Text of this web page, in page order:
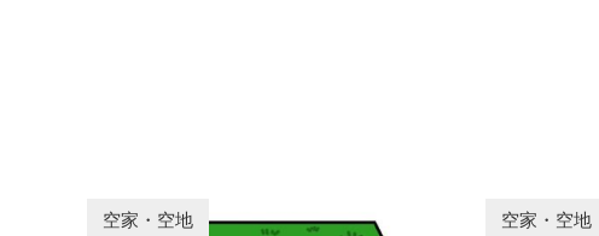
空家・空地 空家・空地